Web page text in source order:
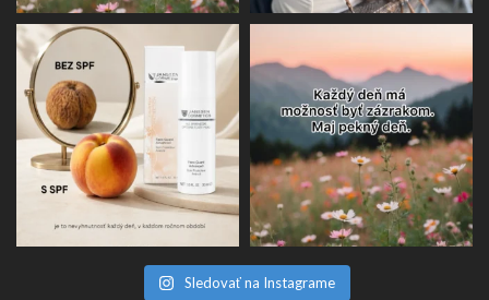
Sledovať na Instagrame